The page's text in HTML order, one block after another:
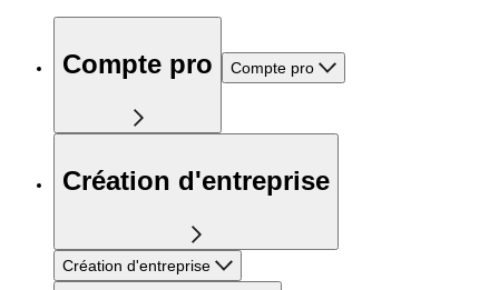
Compte pro Compte pro
Création d'entreprise
Création d'entreprise